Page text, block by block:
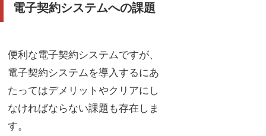
電子契約システムへの課題
便利な電子契約システムですが、
電子契約システムを導入するにあ
たってはデメリットやクリアにし
なければならない課題も存在しま
す。